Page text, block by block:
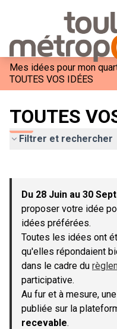
Mes idées pour mon
TOUTES VOS IDÉES
TOUTES
Filtrer et rechercher
−
Du 28 Juin au 30
proposer votre idée
idées préférées.
Toutes les idées ont
qu'elles répondaient
dans le cadre du
participative.
Au fur et à mesure,
publiée sur la
recevable.